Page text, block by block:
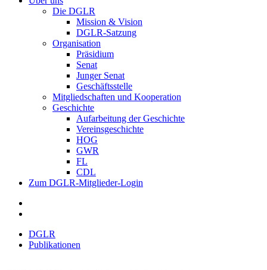
Die DGLR
Mission & Vision
DGLR-Satzung
Organisation
Präsidium
Senat
Junger Senat
Geschäftsstelle
Mitgliedschaften und Kooperation
Geschichte
Aufarbeitung der Geschichte
Vereinsgeschichte
HOG
GWR
FL
CDL
Zum DGLR-Mitglieder-Login
DGLR
Publikationen